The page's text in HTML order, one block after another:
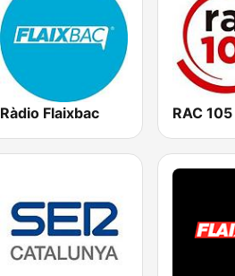
Ràdio Flaixbac RAC 105